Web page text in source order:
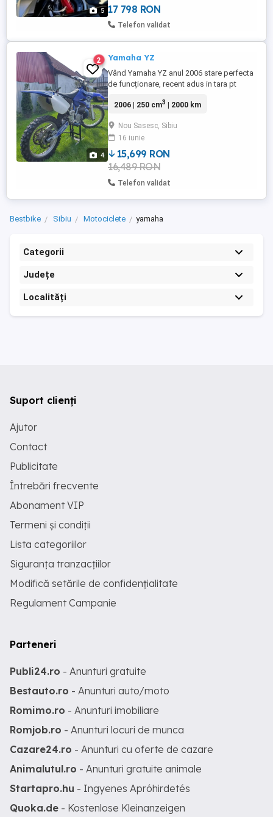
5
funcționează impecabil. Întreținută ...
17 798 RON
Telefon validat
4
2 Yamaha YZ
Vând Yamaha YZ anul 2006 stare perfecta
de funcționare, recent adus in tara pt
2006 | 250 cm3 | 2000 km
Nou Sasesc, Sibiu
16 iunie
15,699 RON
16,489 RON
Telefon validat
Bestbike Sibiu Motociclete yamaha
Categorii
Județe
Localități
Suport clienți
Ajutor
Contact
Publicitate
Întrebări frecvente
Abonament VIP
Termeni și condiții
Lista categoriilor
Siguranța tranzacțiilor
Modifică setările de confidențialitate
Regulament Campanie
Parteneri
Publi24.ro - Anunturi gratuite
Bestauto.ro - Anunturi auto/moto
Romimo.ro - Anunturi imobiliare
Romjob.ro - Anunturi locuri de munca
Cazare24.ro - Anunturi cu oferte de cazare
Animalutul.ro - Anunturi gratuite animale
Startapro.hu - Ingyenes Apróhirdetés
Quoka.de - Kostenlose Kleinanzeigen